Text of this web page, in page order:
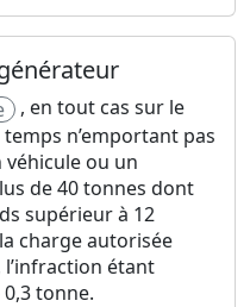
, en tout cas sur le
n’emportant pas
ou un
de 40 tonnes dont
supérieur à 12
charge autorisée
étant
tonne.